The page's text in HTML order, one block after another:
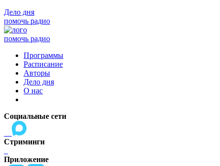
Дело дня
помочь радио
помочь радио
Программы
Расписание
Авторы
Дело дня
О нас
Социальные сети
Стриминги
Приложение